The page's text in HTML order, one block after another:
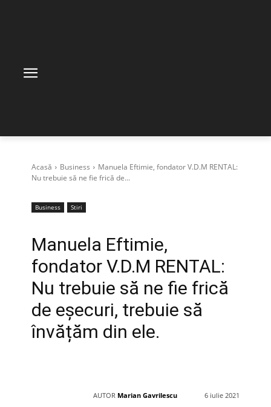
Acasă Business
Manuela Eftimie, fondator V.D.M RENTAL:
Nu trebuie să ne fie frică de...
Business Stiri
Manuela Eftimie,
fondator V.D.M RENTAL:
Nu trebuie să ne fie frică
de eșecuri, trebuie să
învățăm din ele.
AUTOR Marian Gavrilescu 6 iulie 2021